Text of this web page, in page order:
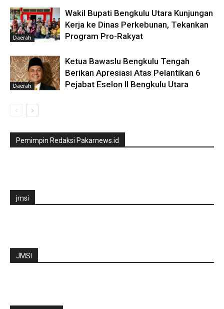
Daerah
Wakil Bupati Bengkulu Utara Kunjungan
Kerja ke Dinas Perkebunan, Tekankan
Program Pro-Rakyat
Daerah
Ketua Bawaslu Bengkulu Tengah
Berikan Apresiasi Atas Pelantikan 6
Pejabat Eselon II Bengkulu Utara
Pemimpin Redaksi Pakarnews.id
jmsi
JMSI